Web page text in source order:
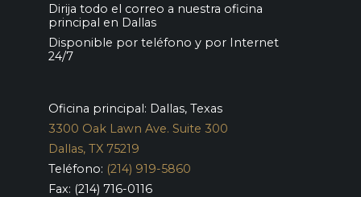
Dirija todo el correo a nuestra oficina
principal en Dallas
Disponible por teléfono y por Internet
24/7
Oficina principal: Dallas, Texas
3300 Oak Lawn Ave. Suite 300
Dallas, TX 75219
Teléfono: (214) 919-5860
Fax: (214) 716-0116